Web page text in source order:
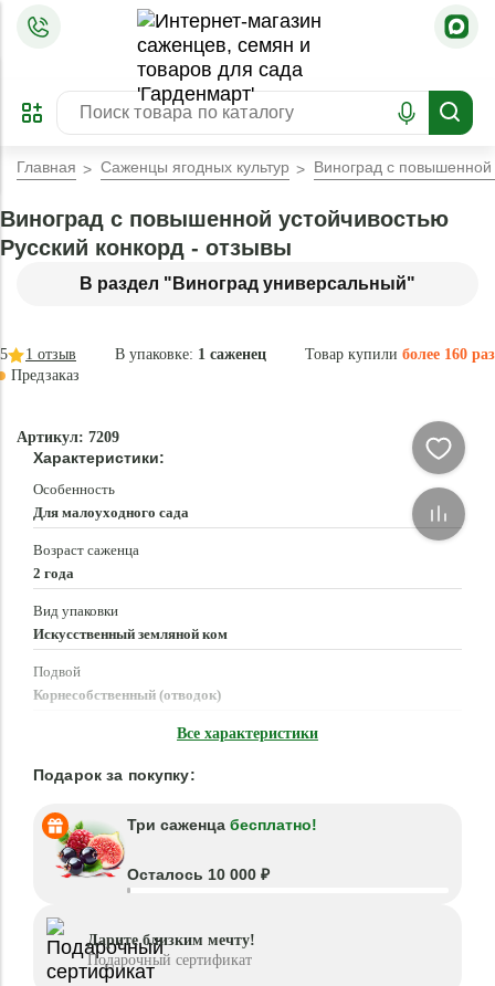
ПРЕДЗАКАЗ
ЗАБРОНИРОВАТЬ
ЛУЧШЕЕ
Главная Саженцы ягодных культур Виноград с повышенной
В раздел "Виноград универсальный"
Виноград с повышенной устойчивостью
Русский конкорд - отзывы
В упаковке: 1 саженец Товар купили более 160 раз
5 1 отзыв
Предзаказ
Артикул: 7209
Характеристики:
Особенность
Для малоуходного сада
Возраст саженца
2 года
Вид упаковки
Искусственный земляной ком
Подвой
Корнесобственный (отводок)
Все характеристики
Подарок за покупку:
Три саженца бесплатно!
Осталось 10 000 ₽
Дарите близким мечту!
Подарочный сертификат